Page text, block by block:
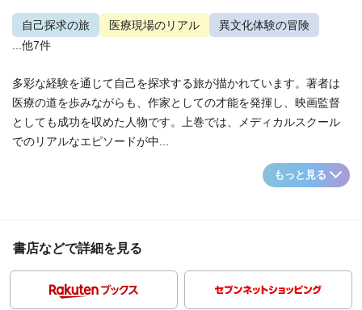
自己探求の旅 医療現場のリアル
異文化体験の冒険
...他7件
多彩な経験を通じて自己を探求する旅が描かれています。著者は
医療の道を歩みながらも、作家としての才能を発揮し、映画監督
としても成功を収めた人物です。上巻では、メディカルスクール
でのリアルなエピソードが中...
もっと見る
書店などで詳細を見る